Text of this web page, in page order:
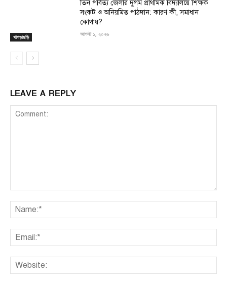
খাগড়াছড়ি
তিন পার্বত্য জেলার দুর্গম প্রাথমিক বিদ্যালয়ে শিক্ষক
সংকট ও অনিয়মিত পাঠদান: কারণ কী, সমাধান
কোথায়?
আগস্ট ১, ২০২৬
LEAVE A REPLY